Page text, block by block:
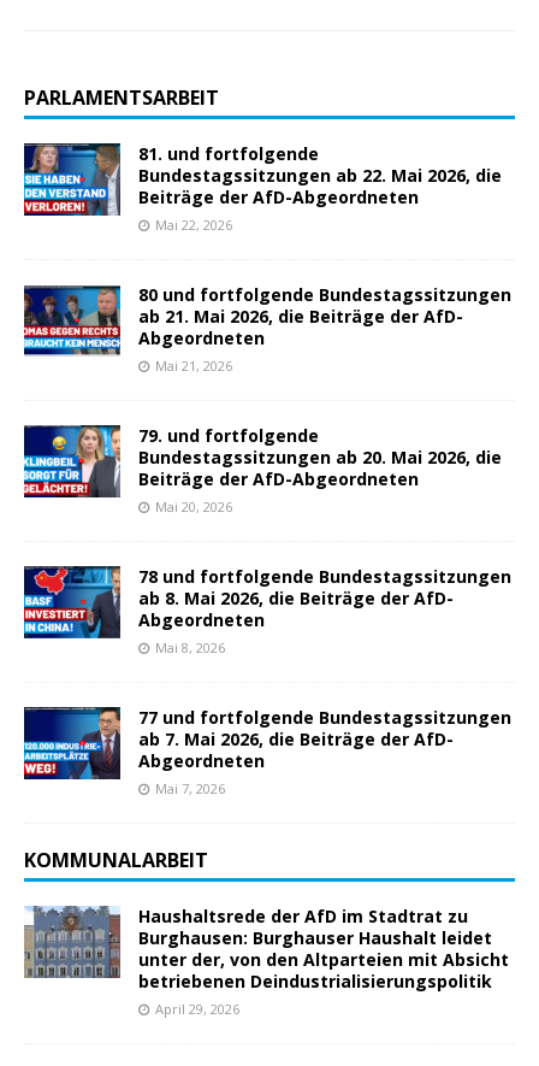
PARLAMENTSARBEIT
81. und fortfolgende
Bundestagssitzungen ab 22. Mai 2026, die
Beiträge der AfD-Abgeordneten
Mai 22, 2026
80 und fortfolgende Bundestagssitzungen
ab 21. Mai 2026, die Beiträge der AfD-
Abgeordneten
Mai 21, 2026
79. und fortfolgende
Bundestagssitzungen ab 20. Mai 2026, die
Beiträge der AfD-Abgeordneten
Mai 20, 2026
78 und fortfolgende Bundestagssitzungen
ab 8. Mai 2026, die Beiträge der AfD-
Abgeordneten
Mai 8, 2026
77 und fortfolgende Bundestagssitzungen
ab 7. Mai 2026, die Beiträge der AfD-
Abgeordneten
Mai 7, 2026
KOMMUNALARBEIT
Haushaltsrede der AfD im Stadtrat zu
Burghausen: Burghauser Haushalt leidet
unter der, von den Altparteien mit Absicht
betriebenen Deindustrialisierungspolitik
April 29, 2026